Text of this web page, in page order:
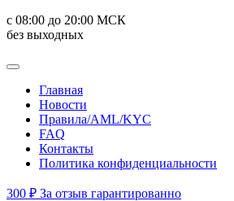
с 08:00 до 20:00 МСК
без выходных
Главная
Новости
Правила/AML/KYC
FAQ
Контакты
Политика конфиденциальности
300 ₽ За отзыв гарантированно